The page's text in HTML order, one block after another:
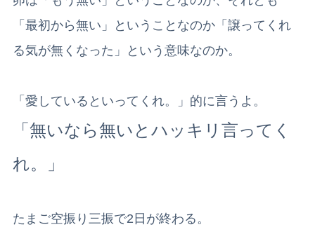
「最初から無い」ということなのか「譲ってくれ
る気が無くなった」という意味なのか。
「愛しているといってくれ。」的に言うよ。
「無いなら無いとハッキリ言ってく
れ。」
たまご空振り三振で2日が終わる。